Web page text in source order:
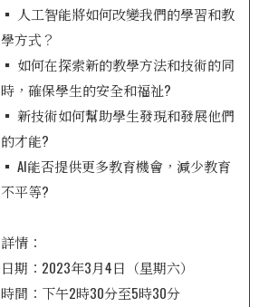
▪ 人工智能將如何改變我們的學習和教
學方式？
▪ 如何在探索新的教學方法和技術的同
時，確保學生的安全和福祉?
▪ 新技術如何幫助學生發現和發展他們
的才能?
▪ AI能否提供更多教育機會，減少教育
不平等?
詳情：
日期：2023年3月4日（星期六）
時間：下午2時30分至5時30分